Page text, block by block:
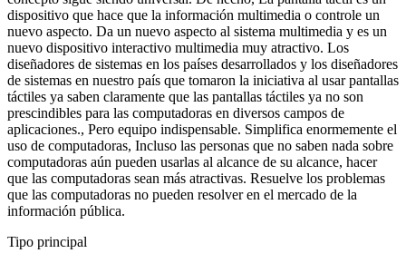
dispositivo que hace que la información multimedia o controle un
nuevo aspecto. Da un nuevo aspecto al sistema multimedia y es un
nuevo dispositivo interactivo multimedia muy atractivo. Los
diseñadores de sistemas en los países desarrollados y los diseñadores
de sistemas en nuestro país que tomaron la iniciativa al usar pantallas
táctiles ya saben claramente que las pantallas táctiles ya no son
prescindibles para las computadoras en diversos campos de
aplicaciones., Pero equipo indispensable. Simplifica enormemente el
uso de computadoras, Incluso las personas que no saben nada sobre
computadoras aún pueden usarlas al alcance de su alcance, hacer
que las computadoras sean más atractivas. Resuelve los problemas
que las computadoras no pueden resolver en el mercado de la
información pública.
Tipo principal